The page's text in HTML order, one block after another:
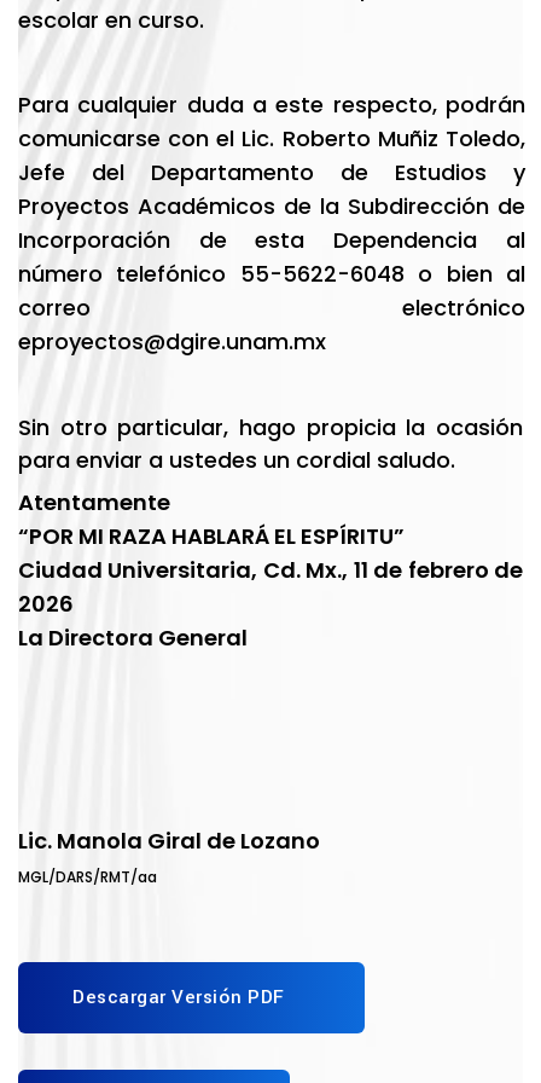
escolar en curso.
Para cualquier duda a este respecto, podrán
comunicarse con el Lic. Roberto Muñiz Toledo,
Jefe del Departamento de Estudios y
Proyectos Académicos de la Subdirección de
Incorporación de esta Dependencia al
número telefónico 55-5622-6048 o bien al
correo electrónico
eproyectos@dgire.unam.mx
Sin otro particular, hago propicia la ocasión
para enviar a ustedes un cordial saludo.
Atentamente
“POR MI RAZA HABLARÁ EL ESPÍRITU”
Ciudad Universitaria, Cd. Mx., 11 de febrero de
2026
La Directora General
Lic. Manola Giral de Lozano
MGL/DARS/RMT/aa
Descargar Versión PDF